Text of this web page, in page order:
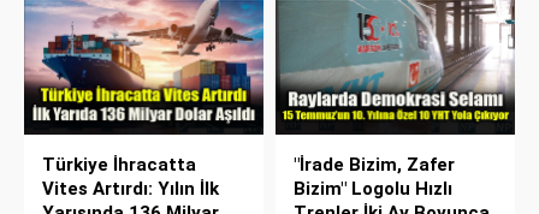
Türkiye İhracatta
Vites Artırdı: Yılın İlk
"İrade Bizim, Zafer
Bizim" Logolu Hızlı